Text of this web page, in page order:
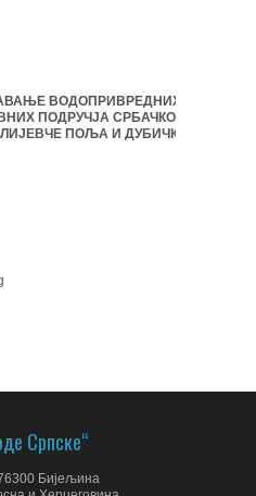
ВОДОПРИВРЕДНИХ
ПОДРУЧЈА СРБАЧКО-
ПОЉА И ДУБИЧКЕ
Српске“
Бијељина